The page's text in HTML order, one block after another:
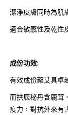
潔淨皮膚同時為肌
適合敏感性及乾性
成份功效:
有效成份藥艾具卓
而拱辰秘丹含鹿茸
疫力，對抗外來有